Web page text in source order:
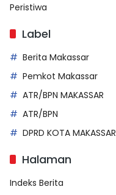
Peristiwa
Label
Berita Makassar
Pemkot Makassar
ATR/BPN MAKASSAR
ATR/BPN
DPRD KOTA MAKASSAR
Halaman
Indeks Berita